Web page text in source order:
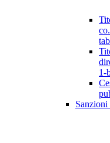
1-
Sanzioni